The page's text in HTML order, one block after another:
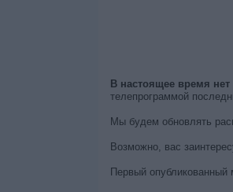
В настоящее время
телепрограммой
Мы будем обновлять
Возможно, вас
Первый